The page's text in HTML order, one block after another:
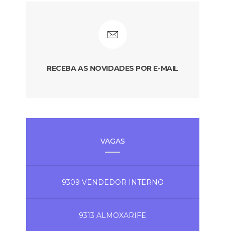
RECEBA AS NOVIDADES POR E-MAIL
VAGAS
9309 VENDEDOR INTERNO
9313 ALMOXARIFE